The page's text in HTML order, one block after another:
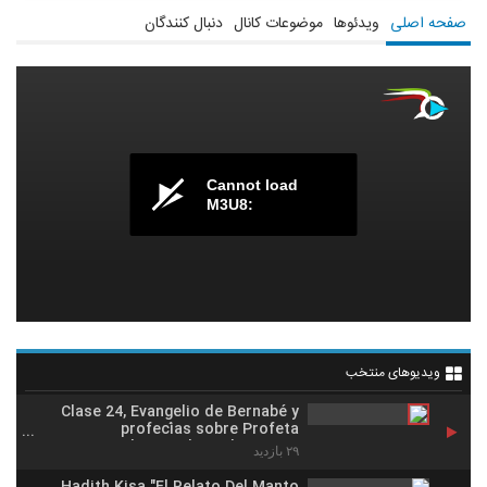
لطفا فالوو کنید:
https://www.youtube.com/channel/UCNbSXJbE0o0BjJcfmtkdZaw?view_as=
صفحه اصلی ویدئوها موضوعات کانال دنبال کنندگان
Cannot load
M3U8:
ویدیوهای منتخب
Clase 24, Evangelio de Bernabé y
profecías sobre Profeta
Muhammad, Dr.Sheij Qomi
۲۹ بازدید